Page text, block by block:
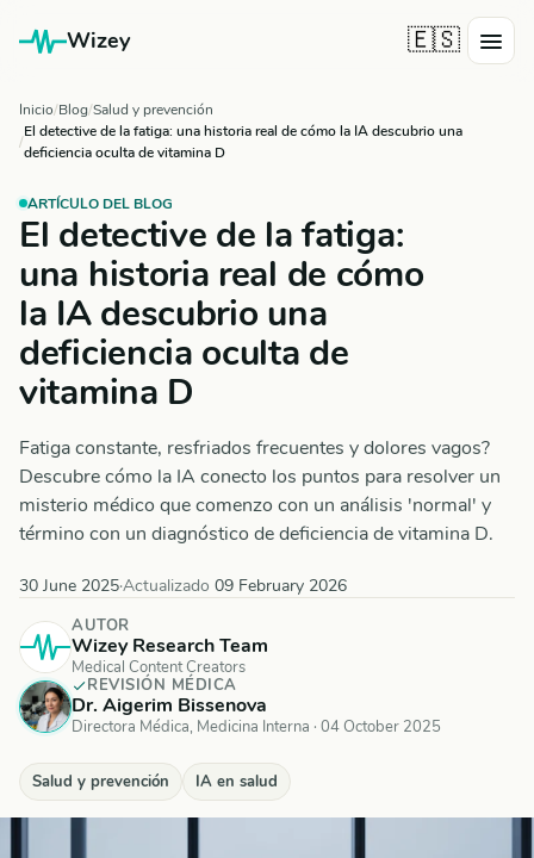
Wizey 🇪🇸
Inicio Blog Salud y prevención
El detective de la fatiga: una historia real de cómo la IA descubrio una
deficiencia oculta de vitamina D
ARTÍCULO DEL BLOG
El detective de la fatiga:
una historia real de cómo
la IA descubrio una
deficiencia oculta de
vitamina D
Fatiga constante, resfriados frecuentes y dolores vagos?
Descubre cómo la IA conecto los puntos para resolver un
misterio médico que comenzo con un análisis 'normal' y
término con un diagnóstico de deficiencia de vitamina D.
30 June 2025·Actualizado 09 February 2026
AUTOR
Wizey Research Team
Medical Content Creators
REVISIÓN MÉDICA
Dr. Aigerim Bissenova
Directora Médica, Medicina Interna · 04 October 2025
Salud y prevención IA en salud